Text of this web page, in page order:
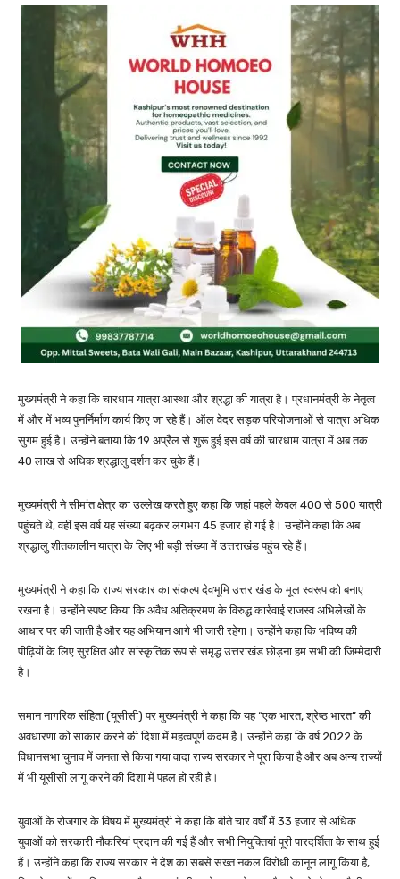
मुख्यमंत्री ने कहा कि चारधाम यात्रा आस्था और श्रद्धा की यात्रा है। प्रधानमंत्री के नेतृत्व
में और में भव्य पुनर्निर्माण कार्य किए जा रहे हैं। ऑल वेदर सड़क परियोजनाओं से यात्रा अधिक
सुगम हुई है। उन्होंने बताया कि 19 अप्रैल से शुरू हुई इस वर्ष की चारधाम यात्रा में अब तक
40 लाख से अधिक श्रद्धालु दर्शन कर चुके हैं।
मुख्यमंत्री ने सीमांत क्षेत्र का उल्लेख करते हुए कहा कि जहां पहले केवल 400 से 500 यात्री
पहुंचते थे, वहीं इस वर्ष यह संख्या बढ़कर लगभग 45 हजार हो गई है। उन्होंने कहा कि अब
श्रद्धालु शीतकालीन यात्रा के लिए भी बड़ी संख्या में उत्तराखंड पहुंच रहे हैं।
मुख्यमंत्री ने कहा कि राज्य सरकार का संकल्प देवभूमि उत्तराखंड के मूल स्वरूप को बनाए
रखना है। उन्होंने स्पष्ट किया कि अवैध अतिक्रमण के विरुद्ध कार्रवाई राजस्व अभिलेखों के
आधार पर की जाती है और यह अभियान आगे भी जारी रहेगा। उन्होंने कहा कि भविष्य की
पीढ़ियों के लिए सुरक्षित और सांस्कृतिक रूप से समृद्ध उत्तराखंड छोड़ना हम सभी की जिम्मेदारी
है।
समान नागरिक संहिता (यूसीसी) पर मुख्यमंत्री ने कहा कि यह “एक भारत, श्रेष्ठ भारत” की
अवधारणा को साकार करने की दिशा में महत्वपूर्ण कदम है। उन्होंने कहा कि वर्ष 2022 के
विधानसभा चुनाव में जनता से किया गया वादा राज्य सरकार ने पूरा किया है और अब अन्य राज्यों
में भी यूसीसी लागू करने की दिशा में पहल हो रही है।
युवाओं के रोजगार के विषय में मुख्यमंत्री ने कहा कि बीते चार वर्षों में 33 हजार से अधिक
युवाओं को सरकारी नौकरियां प्रदान की गई हैं और सभी नियुक्तियां पूरी पारदर्शिता के साथ हुई
हैं। उन्होंने कहा कि राज्य सरकार ने देश का सबसे सख्त नकल विरोधी कानून लागू किया है,